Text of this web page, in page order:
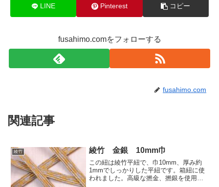
LINE Pinterest コピー
fusahimo.comをフォローする
fusahimo.com
関連記事
綾竹 綾竹 金銀 10mm巾
この紐は綾竹平紐で、巾10mm、厚み約
1mmでしっかりした平紐です。箱紐に使
われました。高級な撚金、撚銀を使用し